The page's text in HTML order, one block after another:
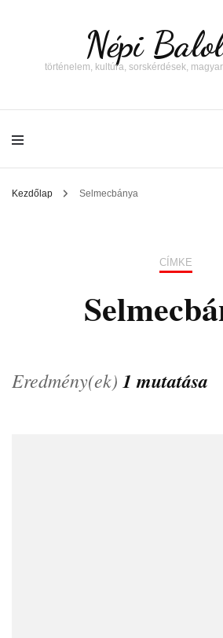
Népi
történelem, kultúra, sorskérdések,
Kezdőlap Selmecbánya
CÍMKE
Eredmény(ek) 1 mutatása